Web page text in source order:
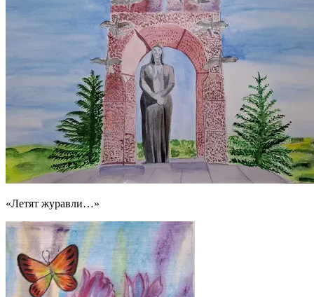
«Летят журавли…»